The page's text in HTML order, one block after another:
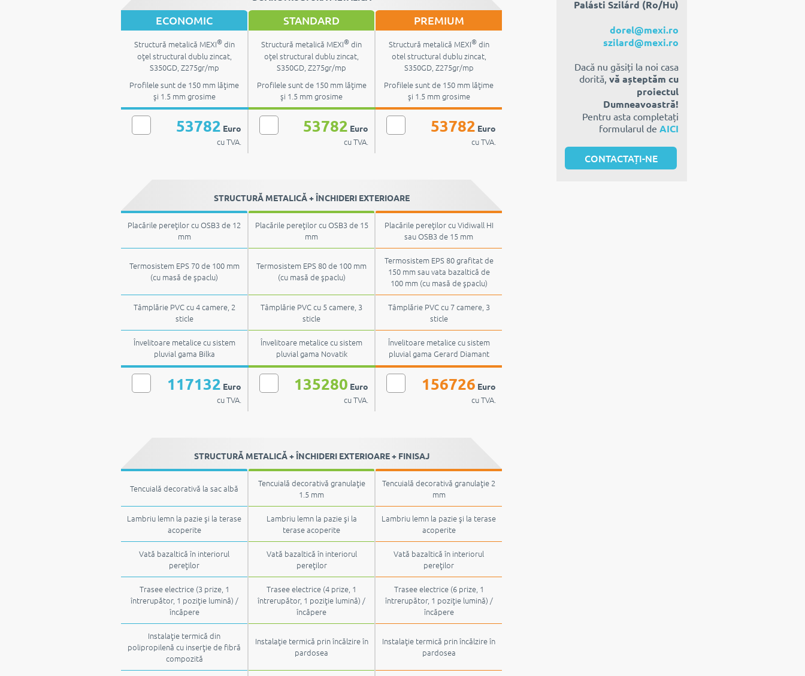
ECONOMIC STANDARD PREMIUM
Structură metalică MEXI®din
oţel structural dublu zincat,
S350GD, Z275gr/mp
Profilele sunt de 150 mm lăţime
şi 1.5 mm grosime
Structură metalică MEXI®din
oţel structural dublu zincat,
S350GD, Z275gr/mp
Profilele sunt de 150 mm lăţime
şi 1.5 mm grosime
Structură metalică MEXI®din
otel structural dublu zincat,
S350GD, Z275gr/mp
Profilele sunt de 150 mm lăţime
şi 1.5 mm grosime
53782 Euro
cu TVA.
53782 Euro
cu TVA.
53782 Euro
cu TVA.
STRUCTURĂ METALICĂ + ÎNCHIDERI EXTERIOARE
Placările pereţilor cu OSB3 de 12
mm
Placările pereţilor cu OSB3 de 15
mm
Placările pereţilor cu Vidiwall HI
sau OSB3 de 15 mm
Termosistem EPS 70 de 100 mm
(cu masă de şpaclu)
Termosistem EPS 80 de 100 mm
(cu masă de şpaclu)
Termosistem EPS 80 grafitat de
150 mm sau vata bazaltică de
100 mm (cu masă de şpaclu)
Tâmplărie PVC cu 4 camere, 2
sticle
Tâmplărie PVC cu 5 camere, 3
sticle
Tâmplărie PVC cu 7 camere, 3
sticle
Învelitoare metalice cu sistem
pluvial gama Bilka
Învelitoare metalice cu sistem
pluvial gama Novatik
Învelitoare metalice cu sistem
pluvial gama Gerard Diamant
117132 Euro
cu TVA.
135280 Euro
cu TVA.
156726 Euro
cu TVA.
STRUCTURĂ METALICĂ + ÎNCHIDERI EXTERIOARE + FINISAJ
Tencuială decorativă la sac albă
Tencuială decorativă granulaţie
1.5 mm
Tencuială decorativă granulaţie 2
mm
Lambriu lemn la pazie şi la terase
acoperite
Lambriu lemn la pazie şi la
terase acoperite
Lambriu lemn la pazie şi la terase
acoperite
Vată bazaltică în interiorul
pereţilor
Vată bazaltică în interiorul
pereţilor
Vată bazaltică în interiorul
pereţilor
Trasee electrice (3 prize, 1
întrerupător, 1 poziţie lumină) /
încăpere
Trasee electrice (4 prize, 1
întrerupător, 1 poziţie lumină) /
încăpere
Trasee electrice (6 prize, 1
întrerupător, 1 poziţie lumină) /
încăpere
Instalaţie termică din
polipropilenă cu inserţie de fibră
compozită
Instalaţie termică prin încălzire în
pardosea
Instalaţie termică prin încălzire în
pardosea
Palásti Szilárd (Ro/Hu)
dorel@mexi.ro
szilard@mexi.ro
Dacă nu găsiți la noi casa
dorită, vă așteptăm cu
proiectul
Dumneavoastră!
Pentru asta completați
formularul de AICI
CONTACTAȚI-NE